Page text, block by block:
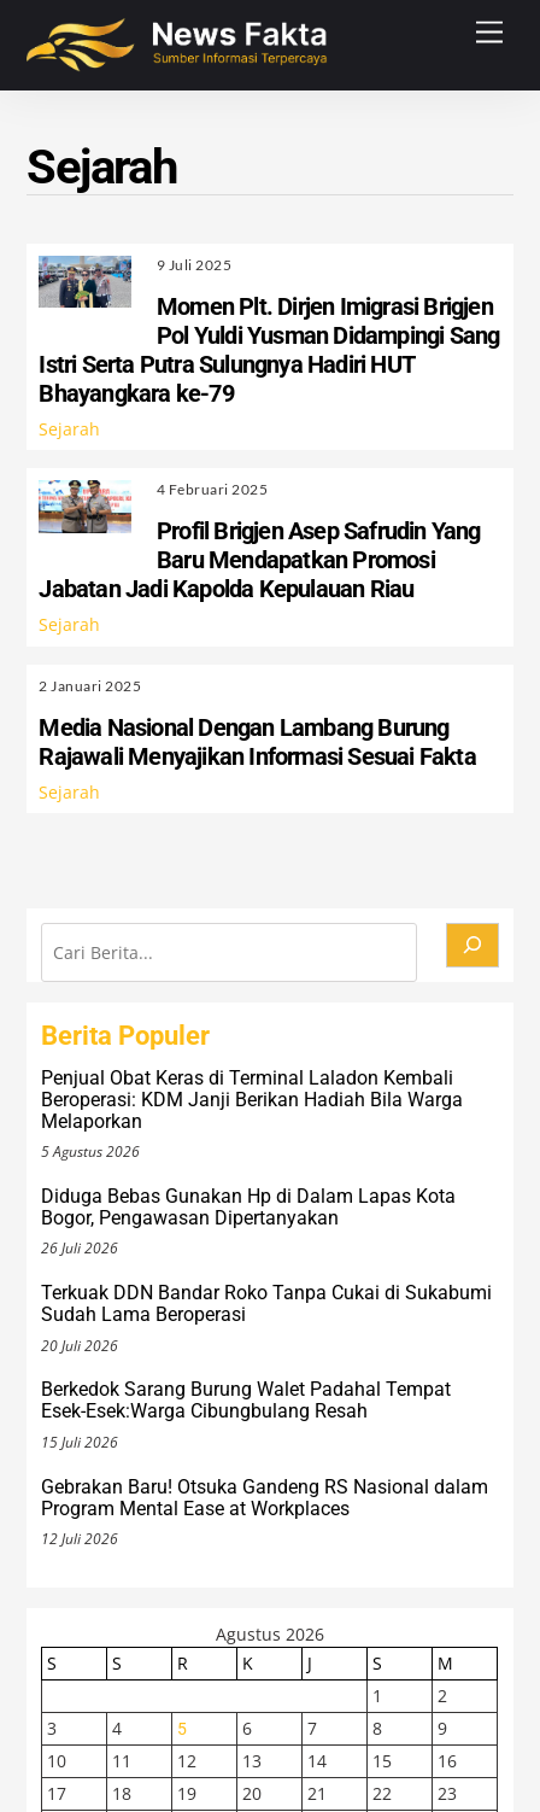
content
Sejarah
9 Juli 2025
Momen Plt. Dirjen Imigrasi Brigjen
Pol Yuldi Yusman Didampingi Sang
Istri Serta Putra Sulungnya Hadiri HUT
Bhayangkara ke-79
Sejarah
4 Februari 2025
Profil Brigjen Asep Safrudin Yang
Baru Mendapatkan Promosi
Jabatan Jadi Kapolda Kepulauan Riau
Sejarah
2 Januari 2025
Media Nasional Dengan Lambang Burung
Rajawali Menyajikan Informasi Sesuai Fakta
Sejarah
Cari
Berita Populer
Penjual Obat Keras di Terminal Laladon Kembali
Beroperasi: KDM Janji Berikan Hadiah Bila Warga
Melaporkan
5 Agustus 2026
Diduga Bebas Gunakan Hp di Dalam Lapas Kota
Bogor, Pengawasan Dipertanyakan
26 Juli 2026
Terkuak DDN Bandar Roko Tanpa Cukai di Sukabumi
Sudah Lama Beroperasi
20 Juli 2026
Berkedok Sarang Burung Walet Padahal Tempat
Esek-Esek:Warga Cibungbulang Resah
15 Juli 2026
Gebrakan Baru! Otsuka Gandeng RS Nasional dalam
Program Mental Ease at Workplaces
12 Juli 2026
Agustus 2026
S
S R K J S
M
1
2
3
4 5 6 7 8
9
10
11 12 13 14 15
16
17
18 19 20 21 22
23